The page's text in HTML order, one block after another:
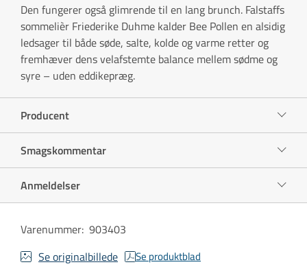
Den fungerer også glimrende til en lang brunch. Falstaffs
sommelièr Friederike Duhme kalder Bee Pollen en alsidig
ledsager til både søde, salte, kolde og varme retter og
fremhæver dens velafstemte balance mellem sødme og
syre – uden eddikepræg.
Producent
Smagskommentar
Anmeldelser
Varenummer: 903403
Se originalbillede
Se produktblad